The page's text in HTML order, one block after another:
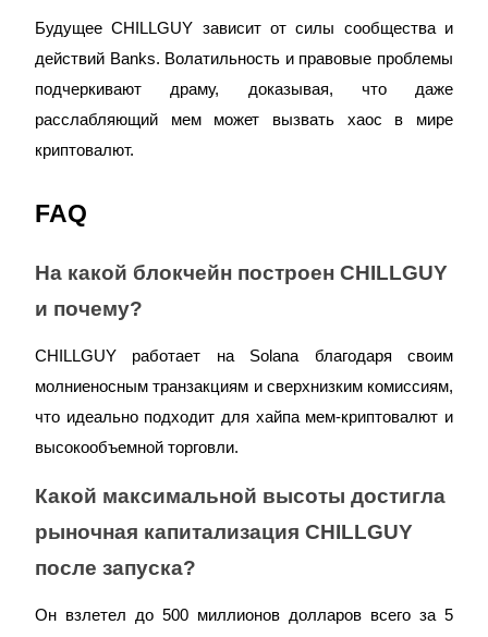
Выигрывайте призы и эксклюзивные награды
ЛогинЗарегистрироваться
Будущее CHILLGUY зависит от силы сообщества и
действий Banks. Волатильность и правовые проблемы
подчеркивают драму, доказывая, что даже
расслабляющий мем может вызвать хаос в мире
криптовалют.
FAQ
На какой блокчейн построен CHILLGUY
и почему?
CHILLGUY работает на Solana благодаря своим
молниеносным транзакциям и сверхнизким комиссиям,
что идеально подходит для хайпа мем-криптовалют и
высокообъемной торговли.
Какой максимальной высоты достигла
рыночная капитализация CHILLGUY
после запуска?
Он взлетел до 500 миллионов долларов всего за 5